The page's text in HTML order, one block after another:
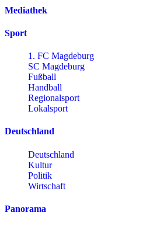
Mediathek
Sport
1. FC Magdeburg
SC Magdeburg
Fußball
Handball
Regionalsport
Lokalsport
Deutschland
Deutschland
Kultur
Politik
Wirtschaft
Panorama